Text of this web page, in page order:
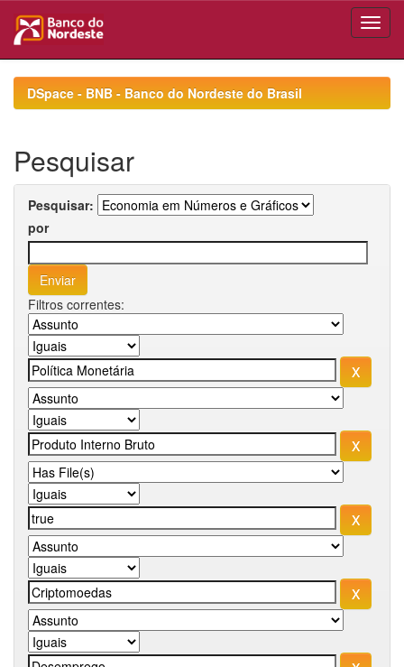
navigationDSpace - BNB - Banco do Nordeste do Brasil
Pesquisar
Pesquisar:
por
Filtros correntes: